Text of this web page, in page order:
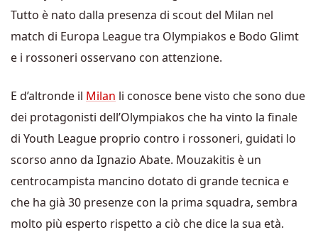
Tutto è nato dalla presenza di scout del Milan nel
match di Europa League tra Olympiakos e Bodo Glimt
e i rossoneri osservano con attenzione.
E d’altronde il Milan li conosce bene visto che sono due
dei protagonisti dell’Olympiakos che ha vinto la finale
di Youth League proprio contro i rossoneri, guidati lo
scorso anno da Ignazio Abate. Mouzakitis è un
centrocampista mancino dotato di grande tecnica e
che ha già 30 presenze con la prima squadra, sembra
molto più esperto rispetto a ciò che dice la sua età.